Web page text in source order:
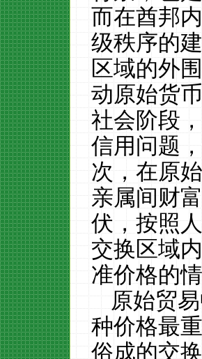
而在酋邦
级秩序的
区域的外
动原始货
社会阶段
信用问题
次，在原
亲属间财
伏，按照
交换区域
准价格的
原始贸
种价格最
俗成的交